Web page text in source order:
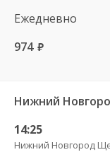
Ежедневно
974 руб.
Нижний
14:25
Нижний Новгород